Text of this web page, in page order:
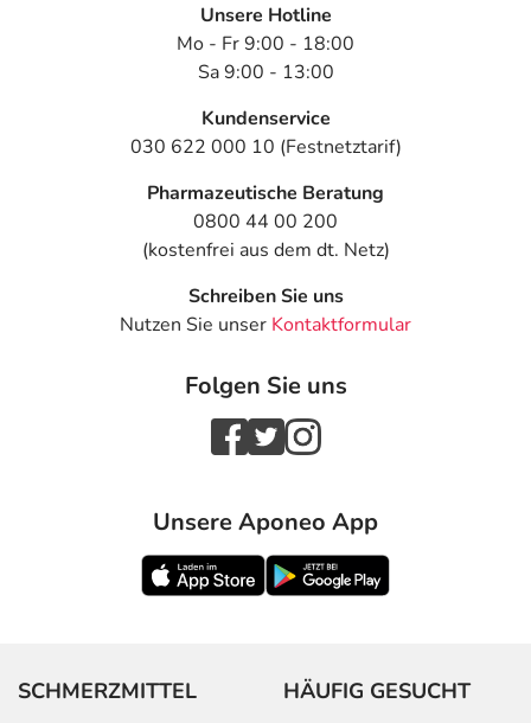
- Kreislaufversagen durch eine allergische Reaktion
(Anaphylaktischer Schock)
- Gefäßentzündung (allergisch)
- Medikamentöse Immunschwäche (Immunsuppression)
- Leichte Muskelerschlaffung auf einer Körperhälfte
- Schwindelgefühl
- Gefäßentzündung (Vaskulitis)
- Lungenvernarbung (Lungenfibrose)
- Geschwür im Magen-Darm-Trakt
- Blutung im Magen-Darm-Bereich
- Entzündung der Bauchspeicheldrüse
- Leberzirrhose (Schädigung des Lebergewebes)
- Verminderte Konzentration von Albumin im Blut
- Haarausfall mit Glatzenbildung (Alopezie)
- Autoimmune Entzündung der Haut mit Blasen
Unsere Hotline
Mo - Fr 9:00 - 18:00
Sa 9:00 - 13:00
Kundenservice
030 622 000 10 (Festnetztarif)
Pharmazeutische Beratung
0800 44 00 200
(kostenfrei aus dem dt. Netz)
Schreiben Sie uns
Nutzen Sie unser Kontaktformular
Folgen Sie uns
Unsere Aponeo App
SCHMERZMITTEL HÄUFIG GESUCHT